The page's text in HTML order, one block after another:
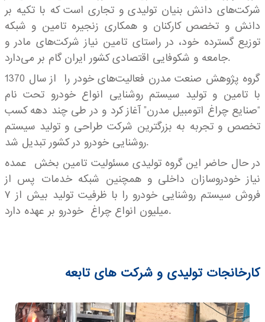
شرکت‌های دانش بنیان تولیدی و تجاری است که با تکیه بر
دانش و تخصص کارکنان و همکاری زنجیره تامین و شبکه
توزیع گسترده خود، در راستای تامین نیاز شرکت‌های مادر و
جامعه و شکوفایی اقتصادی کشور ایران گام بر می‌دارد.
گروه پژوهش صنعت مدرن فعالیت‌های خودر را از سال 1370
با تامین و تولید سیستم روشنایی انواع خودرو تحت نام
“صنایع چراغ اتومبیل مدرن” آغاز کرد و در طی چند دهه کسب
تخصص و تجربه به بزرگترین شرکت طراحی و تولید سیستم
روشنایی خودرو در کشور تبدیل شد.
در حال حاضر این گروه تولیدی مسئولیت تامین بخش عمده
نیاز خودروسازان داخلی و همچنین شبکه خدمات پس از
فروش سیستم روشنایی خودرو را با ظرفیت تولید بیش از ۷
میلیون انواع چراغ خودرو بر عهده دارد.
کارخانجات تولیدی و شرکت های تابعه